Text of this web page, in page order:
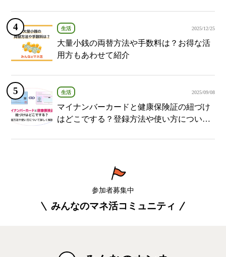
生活 2025/12/25
大量小銭の両替方法や手数料は？お得な活
用方もあわせて紹介
生活 2025/09/08
マイナンバーカードと健康保険証の紐づけ
はどこでする？登録方法や使い方について
参加者募集中
みんなのマネ活コミュニティ